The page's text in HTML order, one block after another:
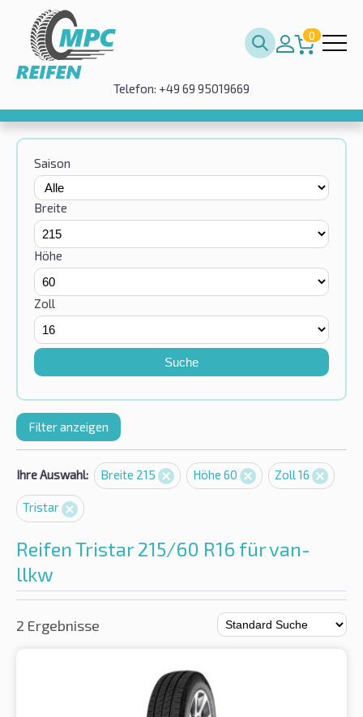
0
Telefon: +49 69 95019669
Saison
Breite
Höhe
Zoll
Suche
Filter anzeigen
Ihre Auswahl: Breite 215 Höhe 60 Zoll 16
Tristar
Reifen Tristar 215/60 R16 für van-
llkw
2 Ergebnisse